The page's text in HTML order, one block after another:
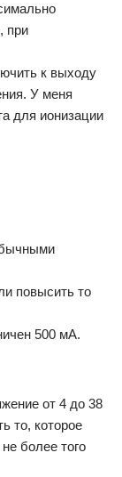
при
к выходу
У меня
для ионизации
повысить то
500 мА.
от 4 до 38
то, которое
более того